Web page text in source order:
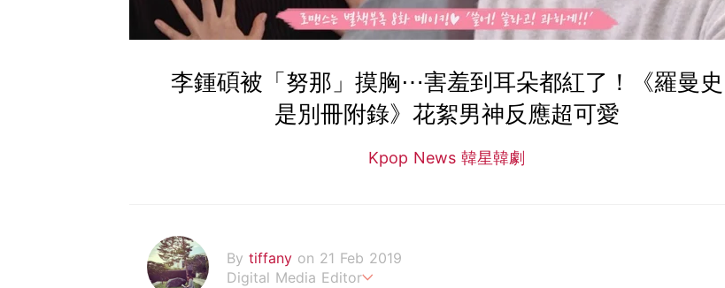
李鍾碩被「努那」摸胸⋯害羞到耳朵都紅了！《羅曼史
是別冊附錄》花絮男神反應超可愛
Kpop News 韓星韓劇
By tiffany on 21 Feb 2019
Digital Media Editor